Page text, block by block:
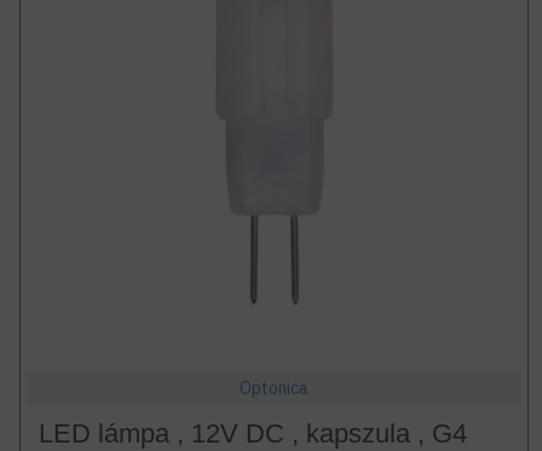
Optonica
LED lámpa , 12V DC , kapszula , G4